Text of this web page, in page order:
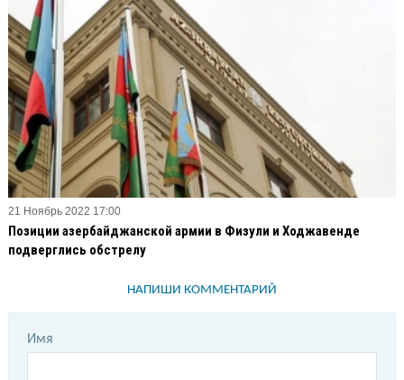
21 Ноябрь 2022 17:00
Позиции азербайджанской армии в Физули и Ходжавенде
подверглись обстрелу
НАПИШИ КОММЕНТАРИЙ
Имя